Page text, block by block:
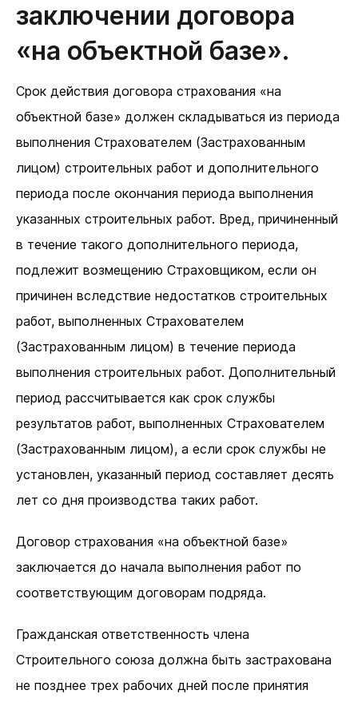
заключении договора
«на объектной базе».
Срок действия договора страхования «на
объектной базе» должен складываться из периода
выполнения Страхователем (Застрахованным
лицом) строительных работ и дополнительного
периода после окончания периода выполнения
указанных строительных работ. Вред, причиненный
в течение такого дополнительного периода,
подлежит возмещению Страховщиком, если он
причинен вследствие недостатков строительных
работ, выполненных Страхователем
(Застрахованным лицом) в течение периода
выполнения строительных работ. Дополнительный
период рассчитывается как срок службы
результатов работ, выполненных Страхователем
(Застрахованным лицом), а если срок службы не
установлен, указанный период составляет десять
лет со дня производства таких работ.
Договор страхования «на объектной базе»
заключается до начала выполнения работ по
соответствующим договорам подряда.
Гражданская ответственность члена
Строительного союза должна быть застрахована
не позднее трех рабочих дней после принятия